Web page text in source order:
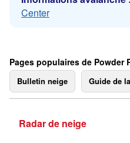
Center
Pages populaires de Powder
Bulletin neige Guide de
Radar de neige